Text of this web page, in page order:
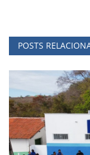
POSTS